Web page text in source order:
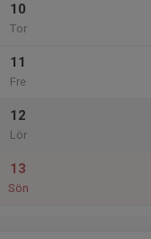
10
Tor
11
Fre
12
Lör
13
Sön